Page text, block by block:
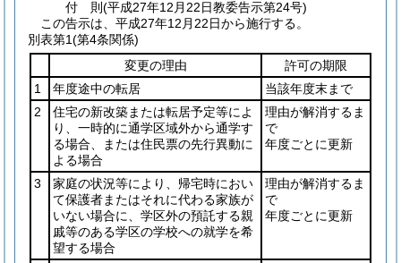
付 則(平成27年12月22日教委告示第24号)
この告示は、平成27年12月22日から施行する。
別表第1(第4条関係)
変更の理由
許可の期限
1
年度途中の転居
当該年度末まで
2
住宅の新改築または転居予定等によ
り、一時的に通学区域外から通学す
る場合、または住民票の先行異動に
よる場合
理由が解消するま
で
年度ごとに更新
3
家庭の状況等により、帰宅時におい
て保護者またはそれに代わる家族が
いない場合に、学区外の預託する親
戚等のある学区の学校への就学を希
望する場合
理由が解消するま
で
年度ごとに更新